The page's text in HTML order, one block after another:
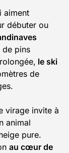
aiment
débuter ou
de pins
le ski
de
virage invite à
animal
pure.
au cœur de